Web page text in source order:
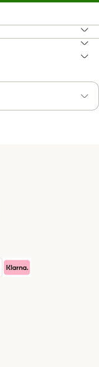
Method
Method
Klarna Payment Method